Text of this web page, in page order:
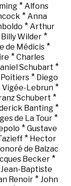
* Alfons
* Anna
* Arthur
Billy Wilder *
de Médicis*
* Charles
Schubart *
Poitiers * Diego
Vigée-Lebrun*
Schubert *
Banting *
de La Tour *
* Gustave
* Hector
de Balzac
Becker *
Jean-Baptiste
Renoir* John